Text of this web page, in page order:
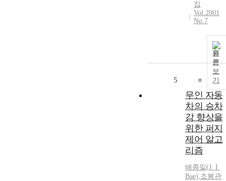
집
Vol.2001
No.7
원
문
보
기
5
무인 자동
차의 승차
감 향상을
위한 퍼지
제어 알고
리즘
배종일(J. I.
Bae),조봉관